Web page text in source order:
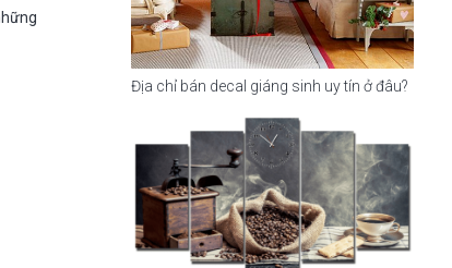
Địa chỉ bán decal giáng sinh uy tín ở đâu?